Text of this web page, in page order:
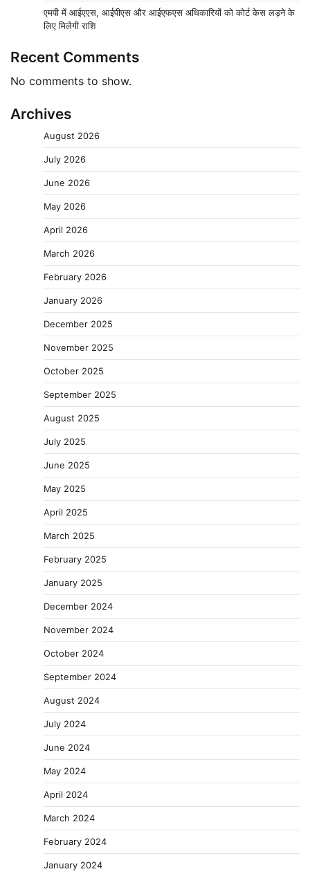
एमपी में आईएएस, आईपीएस और आईएफएस अधिकारियों को कोर्ट केस लड़ने के
लिए मिलेगी राशि
Recent Comments
No comments to show.
Archives
August 2026
July 2026
June 2026
May 2026
April 2026
March 2026
February 2026
January 2026
December 2025
November 2025
October 2025
September 2025
August 2025
July 2025
June 2025
May 2025
April 2025
March 2025
February 2025
January 2025
December 2024
November 2024
October 2024
September 2024
August 2024
July 2024
June 2024
May 2024
April 2024
March 2024
February 2024
January 2024